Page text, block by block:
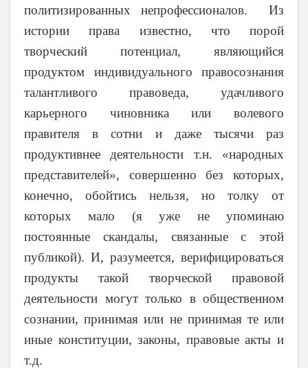
политизированных непрофессионалов. Из
истории права известно, что порой
творческий потенциал, являющийся
продуктом индивидуального правосознания
талантливого правоведа, удачливого
карьерного чиновника или волевого
правителя в сотни и даже тысячи раз
продуктивнее деятельности т.н. «народных
представителей», совершенно без которых,
конечно, обойтись нельзя, но толку от
которых мало (я уже не упоминаю
постоянные скандалы, связанные с этой
публикой). И, разумеется, верифицироваться
продукты такой творческой правовой
деятельности могут только в общественном
сознании, принимая или не принимая те или
иные конституции, законы, правовые акты и
т.д.